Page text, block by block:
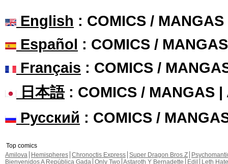
English : COMICS /
Español : COMICS /
Français : COMICS /
日本語: COMICS / MANGAS |
Русский : COMICS /
Top comics
Amilova
Hemispheres Chronoctis Express Super Dragon Bros Z
Bienvenidos A República Gada Only Two Astaroth Y Bernadette Edil
Leth Hate